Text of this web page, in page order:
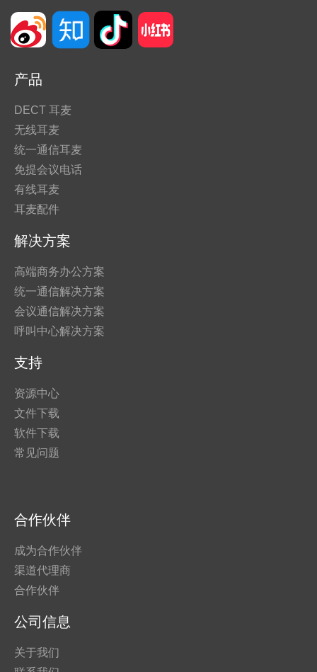
产品
DECT 耳麦
无线耳麦
统一通信耳麦
免提会议电话
有线耳麦
耳麦配件
解决方案
高端商务办公方案
统一通信解决方案
会议通信解决方案
呼叫中心解决方案
支持
资源中心
文件下载
软件下载
常见问题
合作伙伴
成为合作伙伴
渠道代理商
合作伙伴
公司信息
关于我们